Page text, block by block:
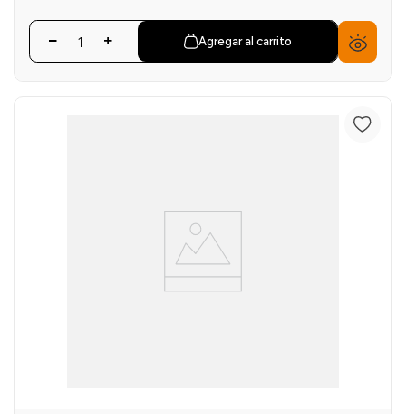
Agregar al carrito